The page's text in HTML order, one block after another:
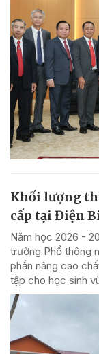
Khối lượng
cấp tại Điện
Năm học 2026 -
trường Phổ thông
phần nâng cao
tập cho học sinh